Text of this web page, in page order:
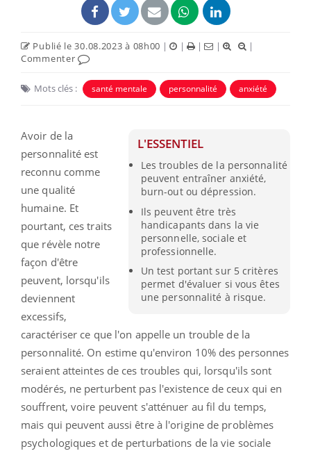
Publié le 30.08.2023 à 08h00 | | | |
|
Commenter
Mots clés : santé mentale personnalité anxiété
L'ESSENTIEL
Les troubles de la personnalité
peuvent entraîner anxiété,
burn-out ou dépression.
Ils peuvent être très
handicapants dans la vie
personnelle, sociale et
professionnelle.
Un test portant sur 5 critères
permet d'évaluer si vous êtes
une personnalité à risque.
Avoir de la
personnalité est
reconnu comme
une qualité
humaine. Et
pourtant, ces traits
que révèle notre
façon d'être
peuvent, lorsqu'ils
deviennent
excessifs,
caractériser ce que l'on appelle un trouble de la
personnalité. On estime qu'environ 10% des personnes
seraient atteintes de ces troubles qui, lorsqu'ils sont
modérés, ne perturbent pas l'existence de ceux qui en
souffrent, voire peuvent s'atténuer au fil du temps,
mais qui peuvent aussi être à l'origine de problèmes
psychologiques et de perturbations de la vie sociale